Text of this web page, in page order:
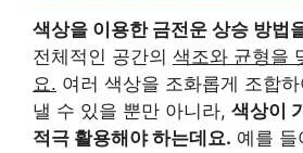
색상을 이용한 금전운 상승 방법
전체적인 공간의 색조와 균형을
요. 여러 색상을 조화롭게 조합
낼 수 있을 뿐만 아니라, 색상이
적극 활용해야 하는데요. 예를